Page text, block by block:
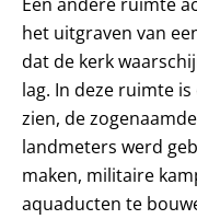
het uitgraven van
dat de kerk
lag. In deze ruimte
zien, de zogenaamde
landmeters werd
maken, militaire
aquaducten te